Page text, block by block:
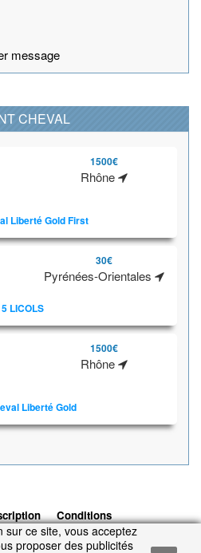
message
CHEVAL
1500€
Rhône
Liberté Gold First
30€
Pyrénées-Orientales
5 LICOLS
1500€
Rhône
Liberté Gold
Conditions
© 2026 1cheval.com
Ecurie Virtuelle -
Jeu Cheval
sur ce site, vous acceptez
proposer des publicités